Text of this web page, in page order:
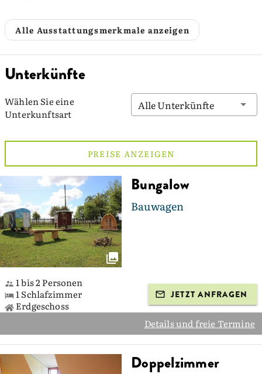
Alle Ausstattungsmerkmale anzeigen
Unterkünfte
Wählen Sie eine
Unterkunftsart
Alle Unterkünfte
PREISE ANZEIGEN
Bungalow
Bauwagen
1 bis 2 Personen
1 Schlafzimmer
Erdgeschoss
JETZT ANFRAGEN
Details und freie Termine
Doppelzimmer